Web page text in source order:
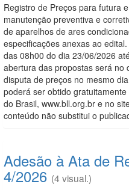
Registro de Preços para futura
manutenção preventiva e
de aparelhos de ares
especificações anexas ao
das 08h00 do dia 23/06/2026
abertura das propostas será no
disputa de preços no mesmo
poderá ser obtido
do Brasil, www.bll.org.br e no
conteúdo não substitui o
Adesão à Ata de
4/2026 (4 visual.)